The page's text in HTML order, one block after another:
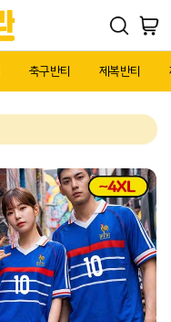
축구반티 제복반티